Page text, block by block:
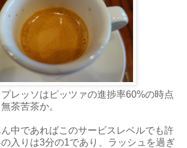
レッソはピッツァの進捗率60%の時点
茶苦茶か。
中であればこのサービスレベルでも許
入りは3分の1であり、ラッシュを過ぎ